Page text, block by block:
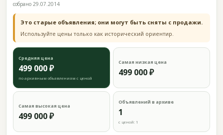
собрано 29.07.2014
Это старые объявления; они могут быть сняты с продажи.
Используйте цены только как исторический ориентир.
Средняя цена
499 000 ₽
по архивным объявлениям с ценой
Самая низкая цена
499 000 ₽
Самая высокая цена
499 000 ₽
Объявлений в архиве
1
с ценой: 1